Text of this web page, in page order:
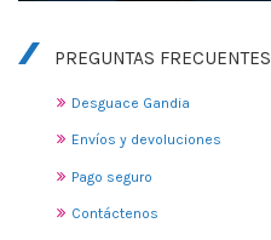
PREGUNTAS FRECUENTES
Desguace Gandia
Envíos y devoluciones
Pago seguro
Contáctenos